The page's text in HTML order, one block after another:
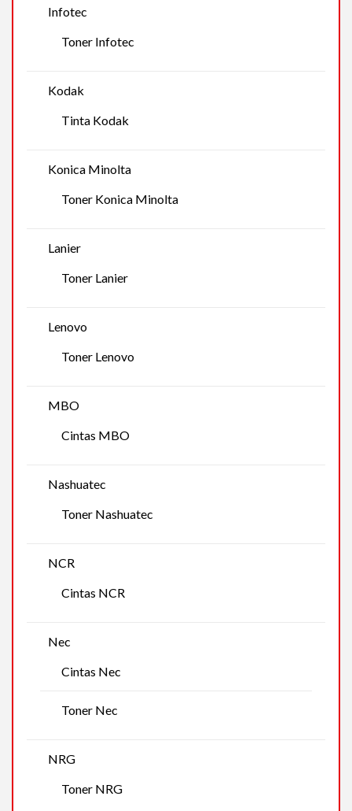
Infotec
Toner Infotec
Kodak
Tinta Kodak
Konica Minolta
Toner Konica Minolta
Lanier
Toner Lanier
Lenovo
Toner Lenovo
MBO
Cintas MBO
Nashuatec
Toner Nashuatec
NCR
Cintas NCR
Nec
Cintas Nec
Toner Nec
NRG
Toner NRG